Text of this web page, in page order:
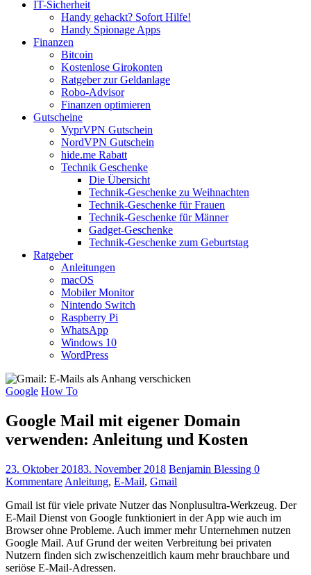
IT-Sicherheit
Handy gehackt? Sofort Hilfe!
Handy Spionage Apps
Finanzen
Bitcoin
Kostenlose Girokonten
Ratgeber zur Geldanlage
Robo-Advisor
Finanzen optimieren
Gutscheine
VyprVPN Gutschein
NordVPN Gutschein
hide.me Rabatt
Technik Geschenke
Die Übersicht
Technik-Geschenke zu Weihnachten
Technik-Geschenke für Frauen
Technik-Geschenke für Männer
Gadget-Geschenke
Technik-Geschenke zum Geburtstag
Ratgeber
Anleitungen
macOS
Mobiler Monitor
Nintendo Switch
Raspberry Pi
WhatsApp
Windows 10
WordPress
Google How To
Google Mail mit eigener Domain
verwenden: Anleitung und Kosten
23. Oktober 20183. November 2018 Benjamin Blessing 0
Kommentare Anleitung, E-Mail, Gmail
Gmail ist für viele private Nutzer das Nonplusultra-Werkzeug. Der
E-Mail Dienst von Google funktioniert in der App wie auch im
Browser ohne Probleme. Auch immer mehr Unternehmen nutzen
Google Mail. Auf Grund der weiten Verbreitung bei privaten
Nutzern finden sich zwischenzeitlich kaum mehr brauchbare und
seriöse E-Mail-Adressen.